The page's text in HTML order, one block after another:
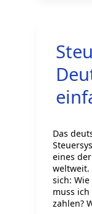
steckt
Das
eines
weltweit.
sich:
muss
zahlen?